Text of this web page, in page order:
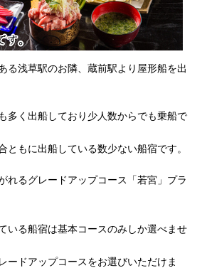
る浅草駅のお隣、蔵前駅より屋形船を出
多く出船しており少人数からでも乗船で
ともに出船している数少ない船宿です。
れるグレードアップコース「若宮」プラ
いる船宿は基本コースのみしか選べませ
ードアップコースをお選びいただけま